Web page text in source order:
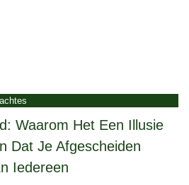
Waarom Het Een Illusie
Dat Je Afgescheiden
Iedereen